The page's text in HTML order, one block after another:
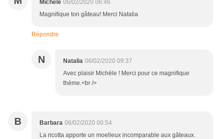
Michèle 06/02/2020 06:46
Magnifique ton gâteau! Merci Natalia
Répondre
N Natalia 06/02/2020 09:37
Avec plaisir Michèle ! Merci pour ce magnifique
thème.<br />
B Barbara 06/02/2020 00:54
La ricotta apporte un moelleux incomparable aux gâteaux.